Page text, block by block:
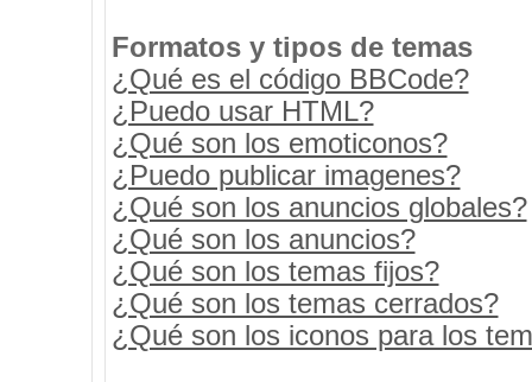
Formatos y tipos de temas
¿Qué es el código BBCode?
¿Puedo usar HTML?
¿Qué son los emoticonos?
¿Puedo publicar imagenes?
¿Qué son los anuncios globales?
¿Qué son los anuncios?
¿Qué son los temas fijos?
¿Qué son los temas cerrados?
¿Qué son los iconos para los